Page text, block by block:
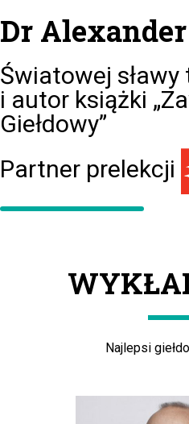
Dr
Światowej sławy
i autor książki
Giełdowy”
Partner prelekcji
Najlepsi